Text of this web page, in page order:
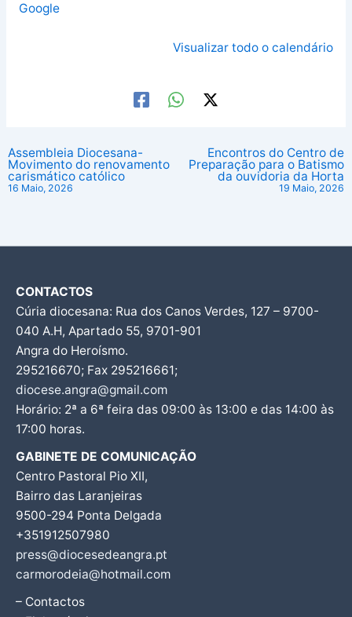
Google
Visualizar todo o calendário
Assembleia Diocesana-
Movimento do renovamento
carismático católico
16 Maio, 2026
Encontros do Centro de
Preparação para o Batismo
da ouvidoria da Horta
19 Maio, 2026
CONTACTOS
Cúria diocesana: Rua dos Canos Verdes, 127 – 9700-
040 A.H, Apartado 55, 9701-901
Angra do Heroísmo.
295216670; Fax 295216661;
diocese.angra@gmail.com
Horário: 2ª a 6ª feira das 09:00 às 13:00 e das 14:00 às
17:00 horas.
GABINETE DE COMUNICAÇÃO
Centro Pastoral Pio XII,
Bairro das Laranjeiras
9500-294 Ponta Delgada
+351912507980
press@diocesedeangra.pt
carmorodeia@hotmail.com
– Contactos